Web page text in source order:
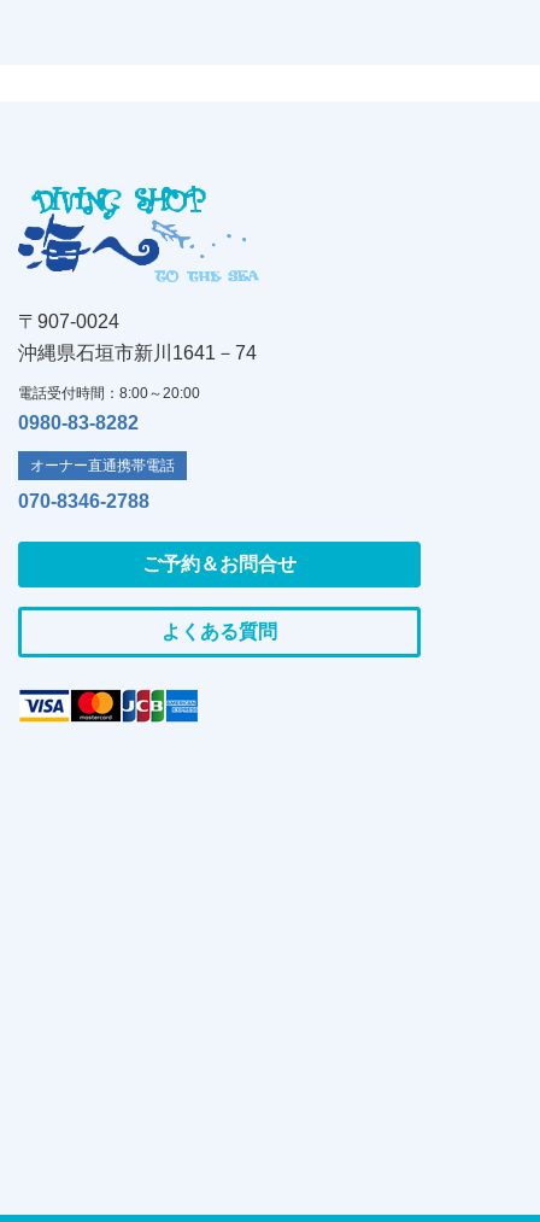
〒907-0024
沖縄県石垣市新川1641－74
電話受付時間：8:00～20:00
0980-83-8282
オーナー直通携帯電話
070-8346-2788
ご予約＆お問合せ
よくある質問